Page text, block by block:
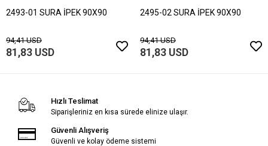
2493-01 SURA İPEK 90X90
94,41 USD
81,83 USD
2495-02 SURA İPEK 90X90
94,41 USD
81,83 USD
Hızlı Teslimat
Siparişleriniz en kısa sürede elinize ulaşır.
Güvenli Alışveriş
Güvenli ve kolay ödeme sistemi